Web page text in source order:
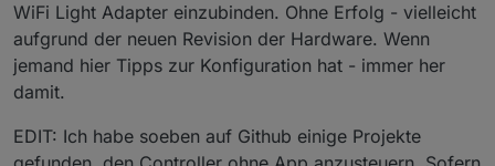
WiFi Light Adapter einzubinden. Ohne Erfolg - vielleicht
aufgrund der neuen Revision der Hardware. Wenn
jemand hier Tipps zur Konfiguration hat - immer her
damit.
EDIT: Ich habe soeben auf Github einige Projekte